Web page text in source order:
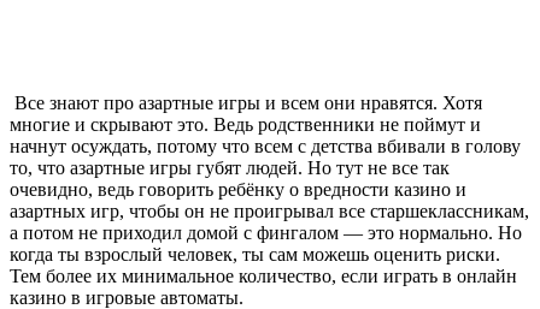
Все знают про азартные игры и всем они нравятся. Хотя
многие и скрывают это. Ведь родственники не поймут и
начнут осуждать, потому что всем с детства вбивали в голову
то, что азартные игры губят людей. Но тут не все так
очевидно, ведь говорить ребёнку о вредности казино и
азартных игр, чтобы он не проигрывал все старшеклассникам,
а потом не приходил домой с фингалом — это нормально. Но
когда ты взрослый человек, ты сам можешь оценить риски.
Тем более их минимальное количество, если играть в онлайн
казино в игровые автоматы.